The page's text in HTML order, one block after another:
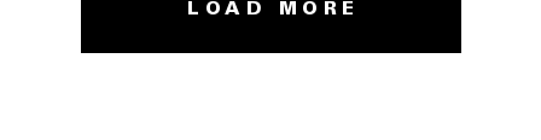
LOAD MORE